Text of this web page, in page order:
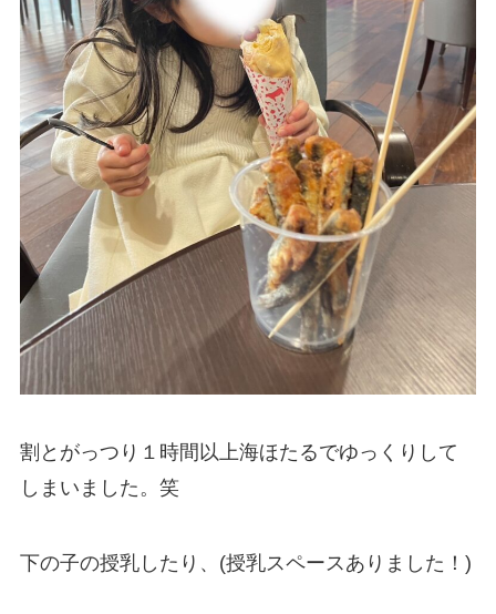
割とがっつり１時間以上海ほたるでゆっくりして
しまいました。笑
下の子の授乳したり、(授乳スペースありました！)